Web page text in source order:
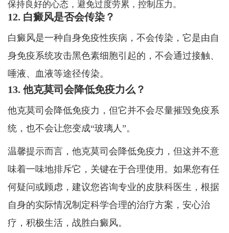
保持良好的心态，避免过度劳累，控制压力。
12. 白癜风是否会传染？
白癜风是一种自身免疫性疾病，不会传染，它是由自
身免疫系统攻击黑色素细胞引起的，不会通过接触、
唾液、血液等途径传染。
13. 他克莫司会降低免疫力么？
他克莫司会降低免疫力，但它并不会尽量摧毁免疫系
统，也不会让您变成“玻璃人”。
温馨提示而言，他克莫司会降低免疫力，但这并不意
味着一味地排斥它，关键在于合理使用。如果您有任
何疑问或顾虑，建议您咨询专业的皮肤科医生，根据
自身的实际情况制定科学合理的治疗方案，安心治
疗，积极生活，战胜白癜风。